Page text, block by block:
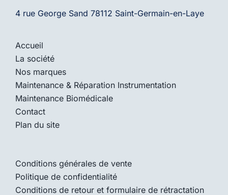
4 rue George Sand 78112 Saint-Germain-en-Laye
Accueil
La société
Nos marques
Maintenance & Réparation Instrumentation
Maintenance Biomédicale
Contact
Plan du site
Conditions générales de vente
Politique de confidentialité
Conditions de retour et formulaire de rétractation